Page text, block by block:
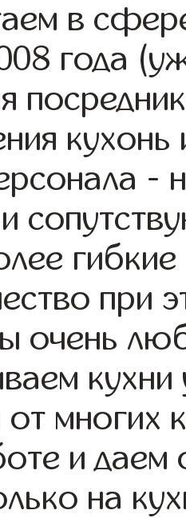
в
года
-
при
очень
от многих
и
на